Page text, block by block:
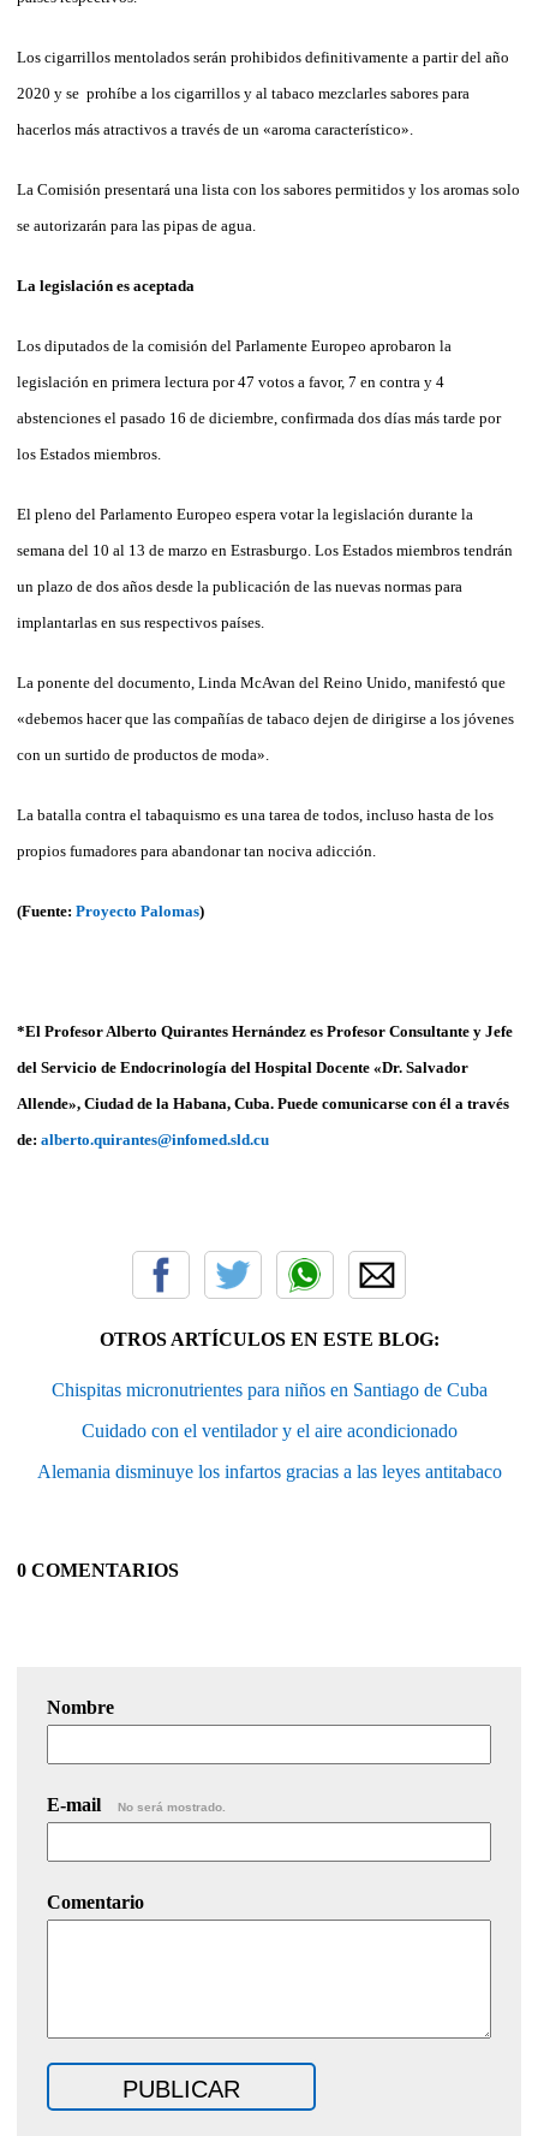
Los cigarrillos mentolados serán prohibidos definitivamente a partir del año
2020 y se prohíbe a los cigarrillos y al tabaco mezclarles sabores para
hacerlos más atractivos a través de un «aroma característico».
La Comisión presentará una lista con los sabores permitidos y los aromas solo
se autorizarán para las pipas de agua.
La legislación es aceptada
Los diputados de la comisión del Parlamente Europeo aprobaron la
legislación en primera lectura por 47 votos a favor, 7 en contra y 4
abstenciones el pasado 16 de diciembre, confirmada dos días más tarde por
los Estados miembros.
El pleno del Parlamento Europeo espera votar la legislación durante la
semana del 10 al 13 de marzo en Estrasburgo. Los Estados miembros tendrán
un plazo de dos años desde la publicación de las nuevas normas para
implantarlas en sus respectivos países.
La ponente del documento, Linda McAvan del Reino Unido, manifestó que
«debemos hacer que las compañías de tabaco dejen de dirigirse a los jóvenes
con un surtido de productos de moda».
La batalla contra el tabaquismo es una tarea de todos, incluso hasta de los
propios fumadores para abandonar tan nociva adicción.
(Fuente: Proyecto Palomas)
*El Profesor Alberto Quirantes Hernández es Profesor Consultante y Jefe
del Servicio de Endocrinología del Hospital Docente «Dr. Salvador
Allende», Ciudad de la Habana, Cuba. Puede comunicarse con él a través
de: alberto.quirantes@infomed.sld.cu
OTROS ARTÍCULOS EN ESTE BLOG:
Chispitas micronutrientes para niños en Santiago de Cuba
Cuidado con el ventilador y el aire acondicionado
Alemania disminuye los infartos gracias a las leyes antitabaco
0 COMENTARIOS
Nombre
E-mail No será mostrado.
Comentario